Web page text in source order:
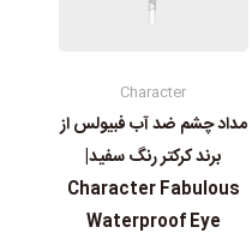
Character
مداد چشم ضد آب فبیولس از
برند کرکتر رنگ سفید|
Character Fabulous
Waterproof Eye